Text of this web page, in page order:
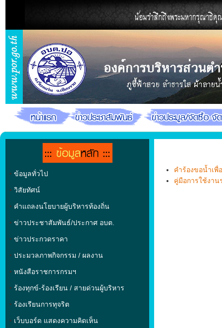
• ข้อมูลทั่วไป
• วิสัยทัศน์
• คำแถลงนโยบายผู้บริหารท้องถิ่น
• ข่าวประชาสัมพันธ์/ประกาศ อบต.
• ข่าวประกวดราคา
• ประมวลภาพกิจกรรม / ผลงาน
• หนังสือราชการกรมฯ
• ร้องทุกข์-ร้องเรียน / สายด่วนผู้บริหาร
• ร้องเรียนการทุจริต
• เว็บบอร์ด แสดงความคิดเห็น
คำร้องขอน้ำเพื่
คู่มือการใช้งา